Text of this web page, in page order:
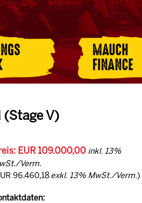
MAUCH
FINANCE
(Stage V)
EUR 109.000,00 inkl. 13%
Verm.
96.460,18 exkl. 13% MwSt./Verm.)